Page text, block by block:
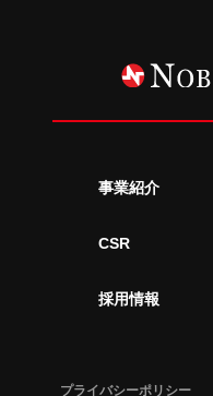
事業紹介
CSR
採用情報
プライバシーポリシー